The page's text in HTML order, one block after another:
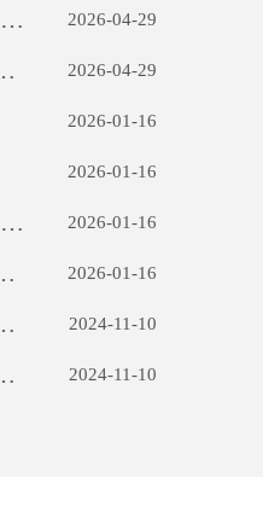
2026-04-29
2026-04-29
2026-01-16
2026-01-16
2026-01-16
2026-01-16
2024-11-10
2024-11-10